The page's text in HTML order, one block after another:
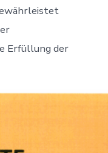
Erfüllung der